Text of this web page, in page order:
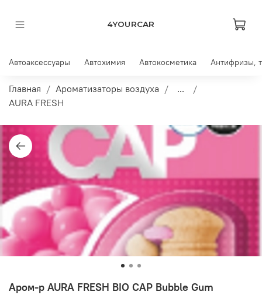
4YOURCAR
Автоаксессуары Автохимия Автокосметика Антифризы,
Главная Ароматизаторы воздуха
...
AURA FRESH
Аром-р AURA FRESH BIO CAP Bubble Gum